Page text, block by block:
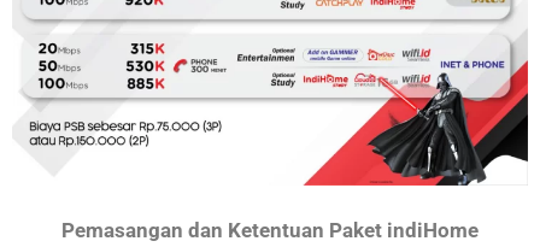
Pemasangan dan Ketentuan Paket indiHome